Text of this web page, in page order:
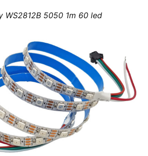
WS2812B 5050 1m 60 led